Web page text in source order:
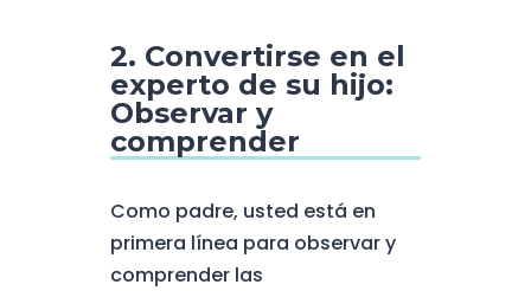
2. Convertirse en el
experto de su hijo:
Observar y
comprender
Como padre, usted está en
primera línea para observar y
comprender las